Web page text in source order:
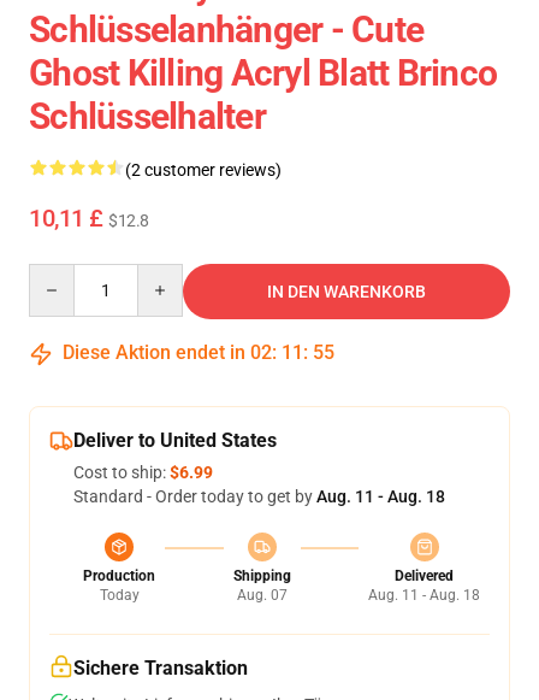
Schlüsselanhänger - Cute
Ghost Killing Acryl Blatt Brinco
Schlüsselhalter
(2 customer reviews)
10,11 £ $12.8
IN DEN WARENKORB
Diese Aktion endet in 02: 11 : 54
Deliver to United States
Cost to ship:$6.99
Standard - Order today to get byAug. 11 - Aug. 18
Production
Today
Shipping
Aug. 07
Delivered
Aug. 11 - Aug. 18
Sichere Transaktion